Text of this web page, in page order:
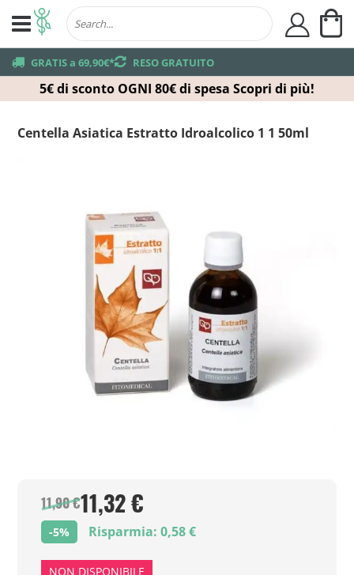
5€ di sconto OGNI 80€ di spesa Scopri di più!
truck GRATIS a 69,90€*returns RESO GRATUITO
user
Centella Asiatica Estratto Idroalcolico 1 1 50ml
11,90 €11,32 €
-5% Risparmia: 0,58 €
NON DISPONIBILE